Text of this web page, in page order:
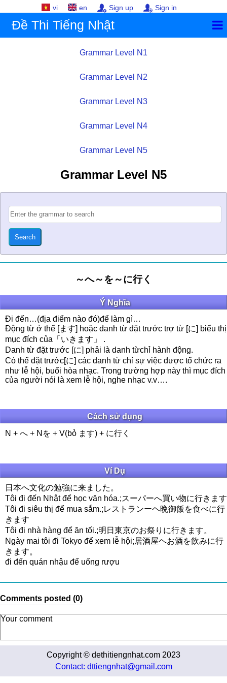
vi en Sign up Sign in
Đề Thi Tiếng Nhật
Grammar Level N1
Grammar Level N2
Grammar Level N3
Grammar Level N4
Grammar Level N5
Grammar Level N5
～へ～を～に行く
Ý Nghĩa
Đi đến…(địa điểm nào đó)để làm gì…
Động từ ở thể [ます] hoặc danh từ đặt trước trợ từ [に] biểu thị
mục đích của「いきます」 .
Danh từ đặt trước [に] phải là danh từchỉ hành động.
Có thể đặt trước[に] các danh từ chỉ sự việc được tổ chức ra
như lễ hội, buổi hòa nhạc. Trong trường hợp này thì mục đích
của người nói là xem lễ hội, nghe nhạc v.v….
Cách sử dụng
N + へ + Nを + V(bỏ ます) + に行く
Ví Dụ
日本へ文化の勉強に来ました。
Tôi đi đến Nhật để học văn hóa.;スーパーへ買い物に行きます
Tôi đi siêu thị để mua sắm.;レストランーヘ晩御飯を食べに行
きます
Tôi đi nhà hàng để ăn tối.;明日東京のお祭りに行きます。
Ngày mai tôi đi Tokyo để xem lễ hội;居酒屋ヘお酒を飲みに行
きます。
đi đến quán nhậu để uống rượu
Comments posted (0)
Copyright © dethitiengnhat.com 2023
Contact: dttiengnhat@gmail.com